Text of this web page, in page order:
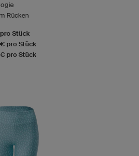
Rücken
Stück
pro Stück
pro Stück